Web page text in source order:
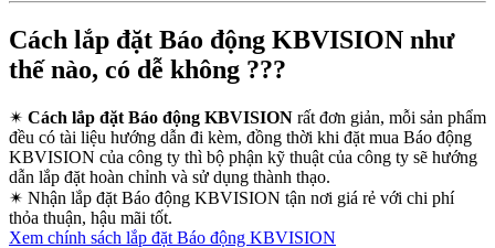
Cách lắp đặt Báo động KBVISION như
thế nào, có dễ không ???
✴ Cách lắp đặt Báo động KBVISION rất đơn giản, mỗi sản phẩm
đều có tài liệu hướng dẫn đi kèm, đồng thời khi đặt mua Báo động
KBVISION của công ty thì bộ phận kỹ thuật của công ty sẽ hướng
dẫn lắp đặt hoàn chỉnh và sử dụng thành thạo.
✴ Nhận lắp đặt Báo động KBVISION tận nơi giá rẻ với chi phí
thỏa thuận, hậu mãi tốt.
Xem chính sách lắp đặt Báo động KBVISION